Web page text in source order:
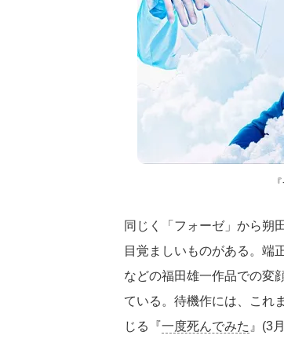
同じく「フォーゼ」から朔
目覚ましいものがある。端
などの福田雄一作品での変
ている。待機作には、これ
じる『一度死んでみた 』(3